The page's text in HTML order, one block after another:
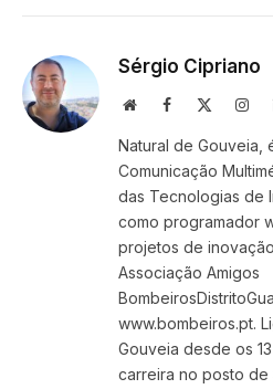
Sérgio Cipriano
WebsiteFacebook
Natural de Gouveia,
Comunicação
das Tecnologias de
como programador
projetos de
Associação Amigos
www.bombeiros.pt.
Gouveia desde os
carreira no posto de